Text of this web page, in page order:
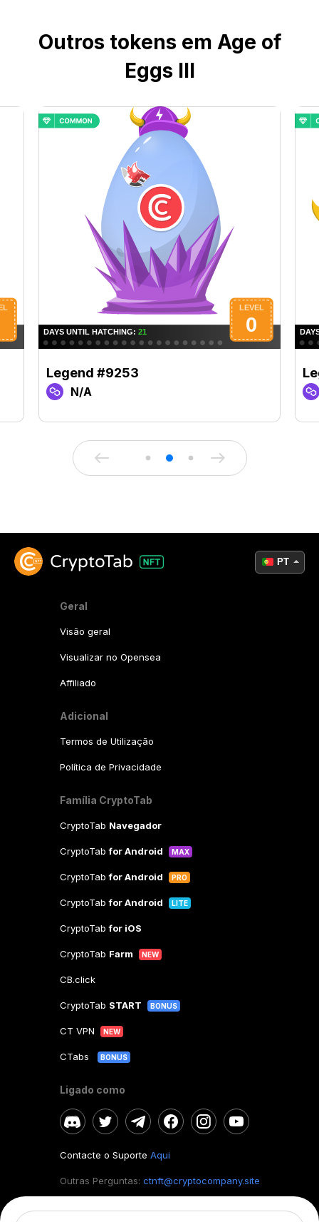
Outros tokens em Age of
Eggs III
Legend #9253
N/A
Geral
Visão geral
Visualizar no Opensea
Affiliado
Adicional
Termos de Utilização
Política de Privacidade
Família CryptoTab
CryptoTab Navegador
CryptoTabfor Android MAX
CryptoTabfor Android PRO
CryptoTabfor Android LITE
CryptoTabfor iOS
CryptoTab Farm NEW
CB.click
CryptoTab START BONUS
CT VPN NEW
CTabs BONUS
Ligado como
Contacte o Suporte Aqui
Outras Perguntas: ctnft@cryptocompany.site
PT